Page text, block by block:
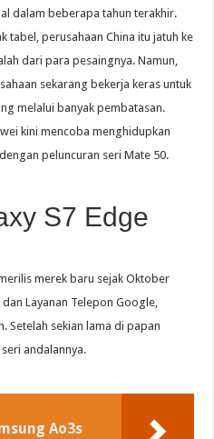
dalam beberapa tahun terakhir.
tabel, perusahaan China itu jatuh ke
dari para pesaingnya. Namun,
sekarang bekerja keras untuk
melalui banyak pembatasan.
kini mencoba menghidupkan
peluncuran seri Mate 50.
S7 Edge
merek baru sejak Oktober
Layanan Telepon Google,
Setelah sekian lama di papan
andalannya.
Ao3s